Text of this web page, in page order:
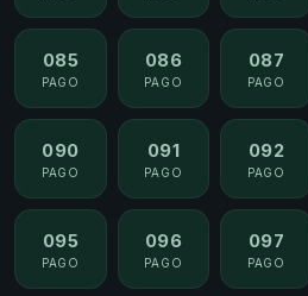
085
PAGO
086
PAGO
087
PAGO
090
PAGO
091
PAGO
092
PAGO
095
PAGO
096
PAGO
097
PAGO